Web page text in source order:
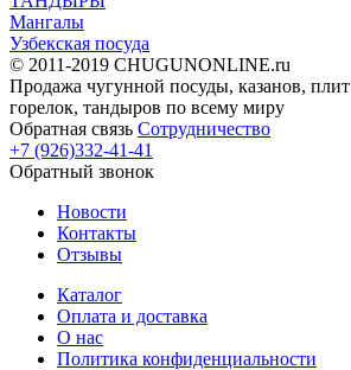
Мангалы
Узбекская посуда
© 2011-2019 CHUGUNONLINE.ru
Продажа чугунной посуды, казанов, плит
горелок, тандыров по всему миру
Обратная связь Сотрудничество
+7 (926)332-41-41
Обратный звонок
Новости
Контакты
Отзывы
Каталог
Оплата и доставка
О нас
Политика конфиденциальности